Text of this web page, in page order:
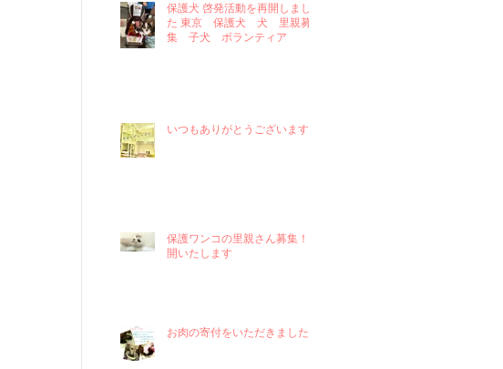
保護犬 啓発活動を再開しまし
た 東京 保護犬 犬 里親募
集 子犬 ボランティア
いつもありがとうございます！
保護ワンコの里親さん募集！再
開いたします
お肉の寄付をいただきました！